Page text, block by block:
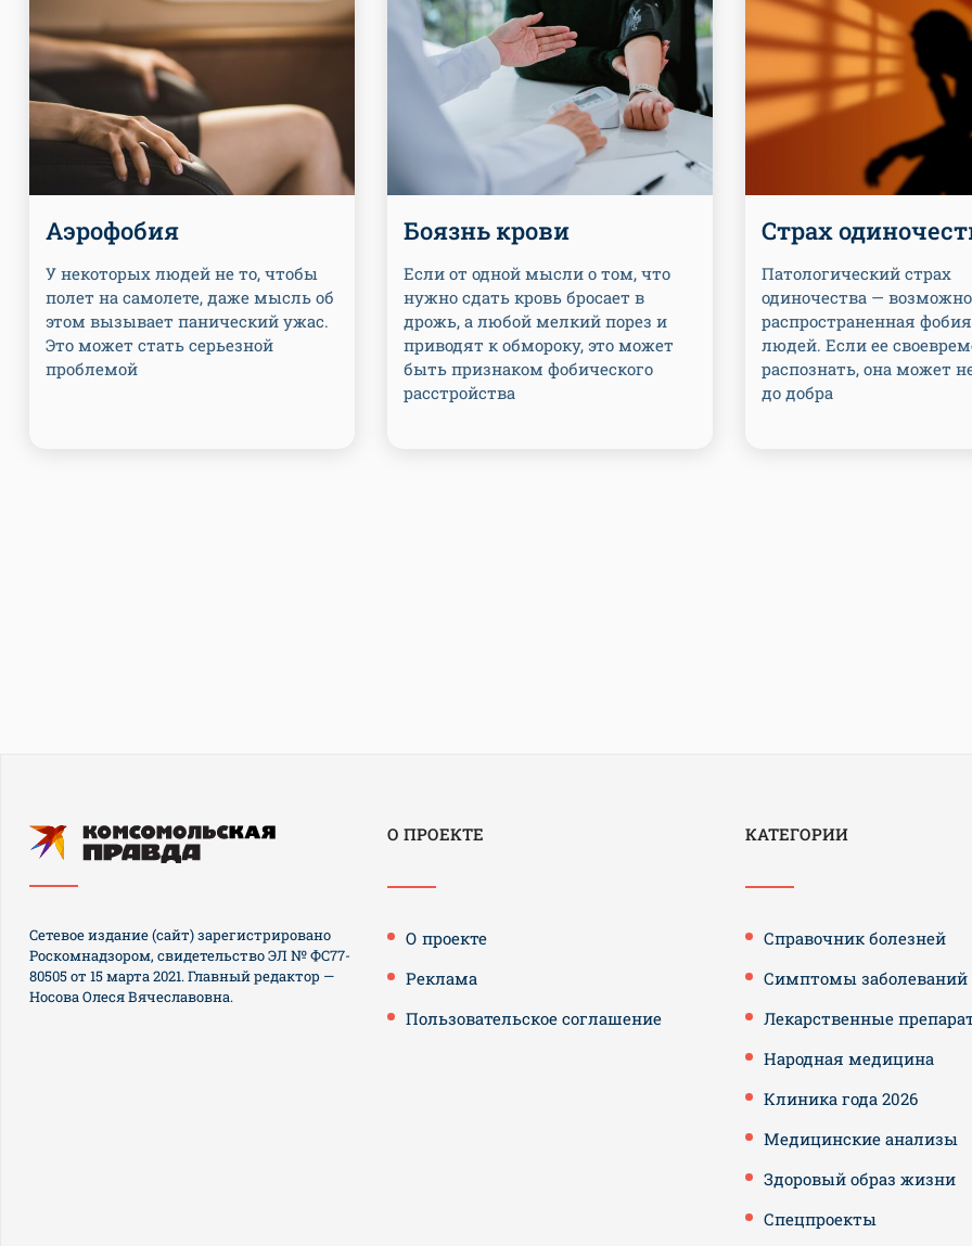
Аэрофобия
У некоторых людей не то, чтобы
полет на самолете, даже мысль об
этом вызывает панический ужас.
Это может стать серьезной
проблемой
Боязнь крови
Если от одной мысли о том, что
нужно сдать кровь бросает в
дрожь, а любой мелкий порез и
приводят к обмороку, это может
быть признаком фобического
расстройства
Страх
Патологический страх
одиночества —
распространенная
людей. Если ее
распознать, она может
до добра
О ПРОЕКТЕ
О проекте
Реклама
Пользовательское соглашение
КАТЕГОРИИ
Справочник болезней
Симптомы заболеваний
Лекарственные
Народная медицина
Клиника года 2026
Медицинские анализы
Здоровый образ жизни
Спецпроекты
Сетевое издание (сайт) зарегистрировано
Роскомнадзором, свидетельство ЭЛ № ФС77-
80505 от 15 марта 2021. Главный редактор —
Носова Олеся Вячеславовна.